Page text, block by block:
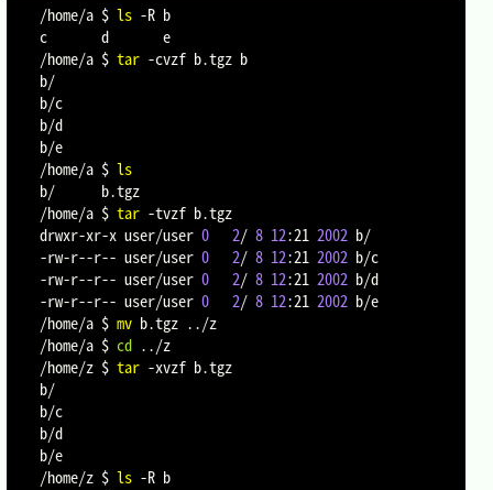
/home/a $ ls -R b
c       d       e
/home/a $ tar -cvzf b.tgz b
b/
b/c
b/d
b/e
/home/a $ ls
b/      b.tgz
/home/a $ tar -tvzf b.tgz
drwxr-xr-x user/user 0 2/ 8 12:21 2002 b/
-rw-r--r-- user/user 0 2/ 8 12:21 2002 b/c
-rw-r--r-- user/user 0 2/ 8 12:21 2002 b/d
-rw-r--r-- user/user 0 2/ 8 12:21 2002 b/e
/home/a $ mv b.tgz ../z
/home/a $ cd ../z
/home/z $ tar -xvzf b.tgz
b/
b/c
b/d
b/e
/home/z $ ls -R b